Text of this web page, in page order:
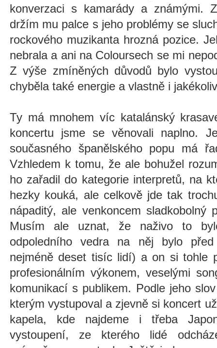
konverzaci s kamarády a známými.
držím mu palce s jeho problémy se
rockového muzikanta hrozná pozice.
nebrala a ani na Coloursech se mi
Z výše zmíněných důvodů bylo
chyběla také energie a vlastně i
Ty má mnohem víc katalánský
koncertu jsme se věnovali naplno.
současného španělského popu má
Vzhledem k tomu, že ale bohužel
ho zařadil do kategorie interpretů, na
hezky kouká, ale celkově jde tak
nápaditý, ale venkoncem sladkobolný
Musím ale uznat, že naživo to
odpoledního vedra na něj bylo
nejméně deset tisíc lidí) a on si tohle
profesionálním výkonem, veselými
komunikací s publikem. Podle jeho
kterým vystupoval a zjevně si koncert
kapela, kde najdeme i třeba
vystoupení, ze kterého lidé